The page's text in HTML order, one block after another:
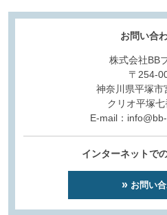
お問い合
株式会社BB
〒254-
神奈川県平塚市
クリオ平塚七
E-mail：
インターネットで
お問い